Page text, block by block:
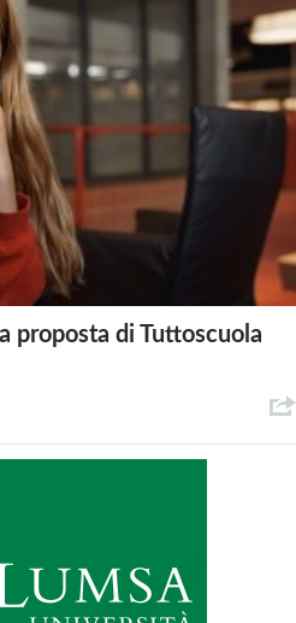
proposta di Tuttoscuola